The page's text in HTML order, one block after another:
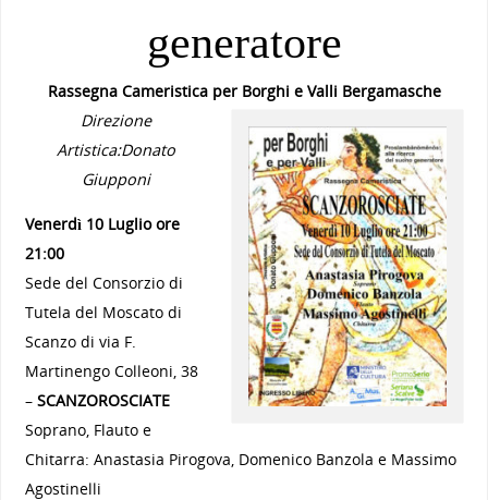
generatore
Rassegna Cameristica per Borghi e Valli Bergamasche
Direzione
Artistica:Donato
Giupponi
Venerdì 10 Luglio ore
21:00
Sede del Consorzio di
Tutela del Moscato di
Scanzo di via F.
Martinengo Colleoni, 38
– SCANZOROSCIATE
Soprano, Flauto e
Chitarra: Anastasia Pirogova, Domenico Banzola e Massimo
Agostinelli